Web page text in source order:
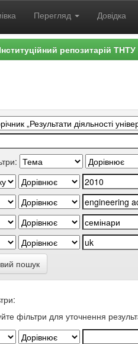
Перегляд Довідка
репозитарій ТНТУ
пошук
фільтри для уточнення